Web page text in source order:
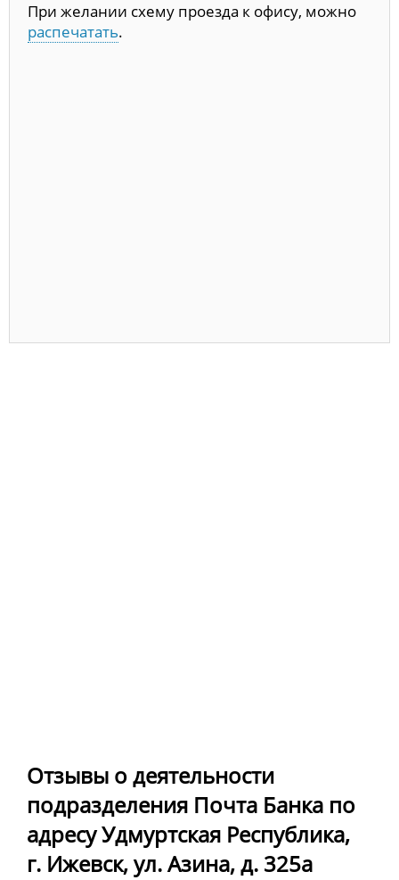
При желании схему проезда к офису, можно
распечатать.
Отзывы о деятельности
подразделения Почта Банка по
адресу Удмуртская Республика,
г. Ижевск, ул. Азина, д. 325а